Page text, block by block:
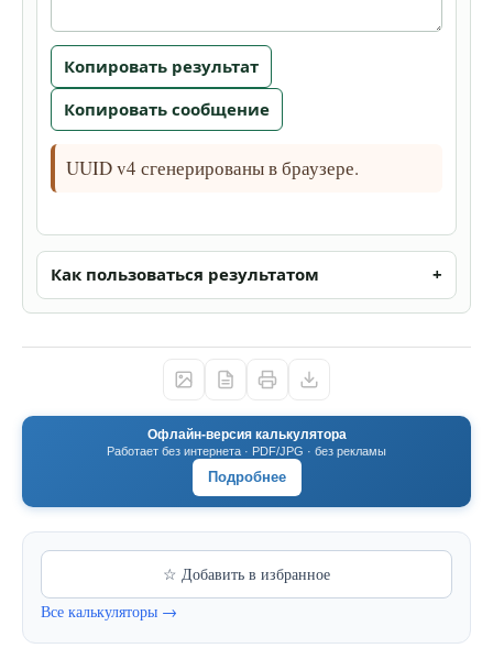
Копировать результат
Копировать сообщение
UUID v4 сгенерированы в браузере.
Как пользоваться результатом
Офлайн-версия калькулятора
Работает без интернета · PDF/JPG · без рекламы
Подробнее
☆ Добавить в избранное
Все калькуляторы →